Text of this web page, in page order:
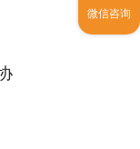
微信咨询